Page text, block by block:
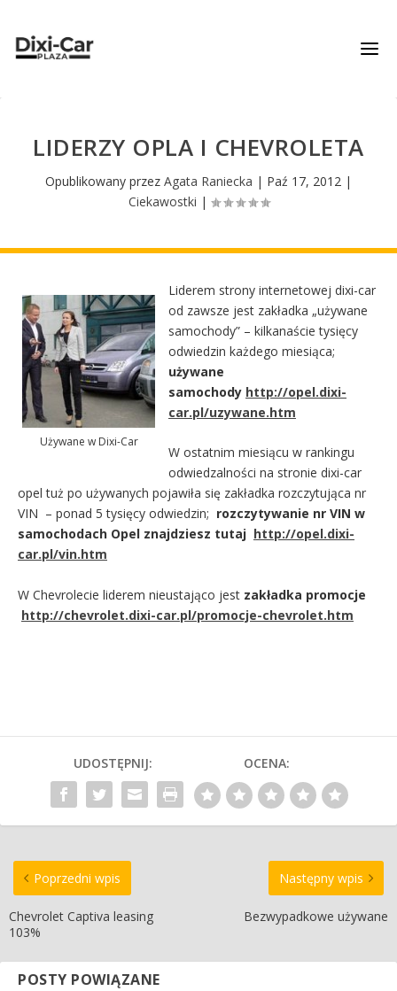
LIDERZY OPLA I CHEVROLETA
Opublikowany przez Agata Raniecka | Paź 17, 2012 |
Ciekawostki |
Używane w Dixi-Car
Liderem strony internetowej dixi-car
od zawsze jest zakładka „używane
samochody” – kilkanaście tysięcy
odwiedzin każdego miesiąca;
używane
samochody http://opel.dixi-
car.pl/uzywane.htm
W ostatnim miesiącu w rankingu
odwiedzalności na stronie dixi-car
opel tuż po używanych pojawiła się zakładka rozczytująca nr
VIN – ponad 5 tysięcy odwiedzin; rozczytywanie nr VIN w
samochodach Opel znajdziesz tutaj http://opel.dixi-
car.pl/vin.htm
W Chevrolecie liderem nieustająco jest zakładka promocje
http://chevrolet.dixi-car.pl/promocje-chevrolet.htm
UDOSTĘPNIJ: OCENA:
Poprzedni wpis
Chevrolet Captiva leasing
103%
Następny wpis
Bezwypadkowe używane
POSTY POWIĄZANE